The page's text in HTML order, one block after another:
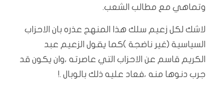
وتماهي مع مطالب الشعب.
لاشك لكل زعيم سلك هذا المنهج عذره بان الاحزاب
السياسية (غير ناضجة )كما يقول الزعيم عبد
الكريم قاسم عن الاحزاب التي عاصرته ،وان يكون قد
جرب دنوها منه ،فعاد عليه ذلك بالوبال .!